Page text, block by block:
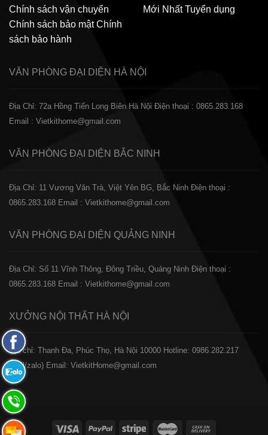
Chính sách vận chuyển
Chính sách bảo mật Chính
sách bảo hành
Mới Nhất Tuyển dụng
VĂN PHÒNG ĐẠI DIỆN HÀ NỘI
Địa Chỉ: 72a Hồng Tiến Long Biên Hà Nội Điện thoại : 0865.283.168
Email : Vietkithome@gmail.com
VĂN PHÒNG ĐẠI DIỆN BẮC NINH
Địa Chỉ: 11 Vương Văn Trà, Việt Yên BG, Bắc Ninh Điện thoại :
0865.283.168 Email : Vietkithome@gmail.com
VĂN PHÒNG ĐẠI DIỆN QUẢNG NINH
Địa Chỉ: Số 11 Vĩnh Thông, Đông Triều, Quảng Ninh Điện thoại :
0865.283.168 Email : Vietkithome@gmail.com
XƯỞNG NỘI THẤT HÀ NỘI
️Địa chỉ: Thanh Đa, Phúc Thọ, Hà Nội 10000 Hotline: 0986.282.217
(Call/zalo) Email: VietkitHome@gmail.com
Fanpage
Facebook
Zalo:
0865.283.168
Hotline:
0865.283.168
Hotline: